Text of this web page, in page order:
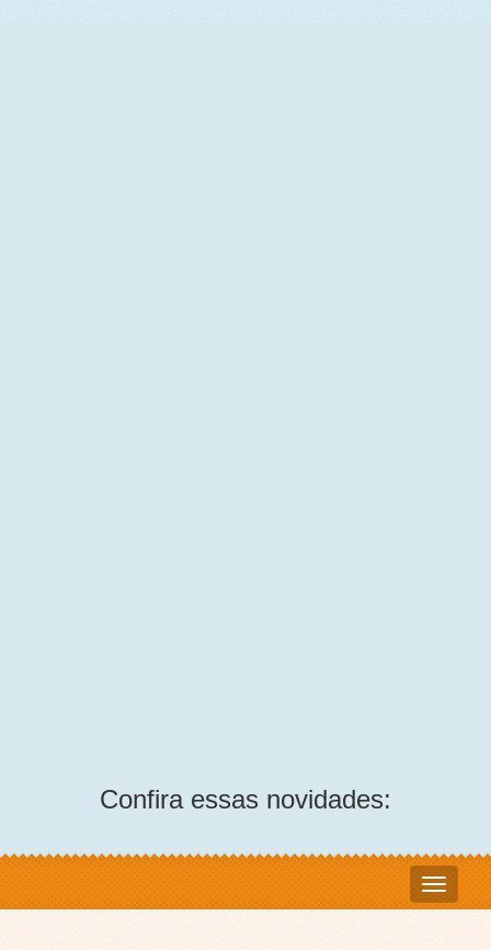
Confira essas novidades: